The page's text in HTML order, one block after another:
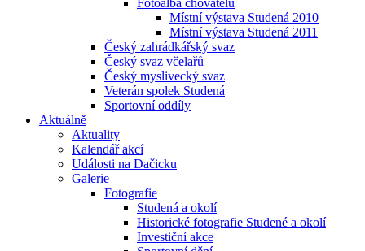
Fotoalba chovatelů
Místní výstava Studená 2010
Místní výstava Studená 2011
Český zahrádkářský svaz
Český svaz včelařů
Český myslivecký svaz
Veterán spolek Studená
Sportovní oddíly
Aktuálně
Aktuality
Kalendář akcí
Události na Dačicku
Galerie
Fotografie
Studená a okolí
Historické fotografie Studené a okolí
Investiční akce